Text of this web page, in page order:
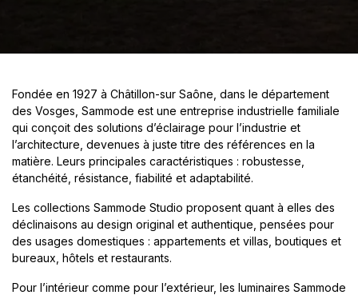
Fondée en 1927 à Châtillon-sur Saône, dans le département
des Vosges, Sammode est une entreprise industrielle familiale
qui conçoit des solutions d’éclairage pour l’industrie et
l’architecture, devenues à juste titre des références en la
matière. Leurs principales caractéristiques : robustesse,
étanchéité, résistance, fiabilité et adaptabilité.
Les collections Sammode Studio proposent quant à elles des
déclinaisons au design original et authentique, pensées pour
des usages domestiques : appartements et villas, boutiques et
bureaux, hôtels et restaurants.
Pour l’intérieur comme pour l’extérieur, les luminaires Sammode